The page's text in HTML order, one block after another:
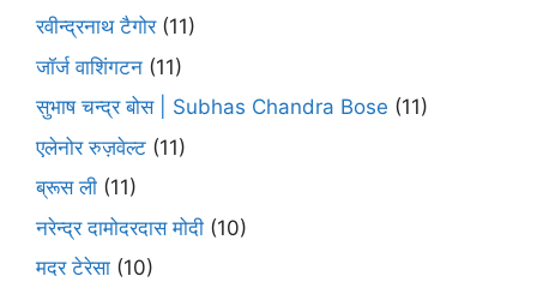
रवीन्द्रनाथ टैगोर(11)
जॉर्ज वाशिंगटन (11)
सुभाष चन्द्र बोस | Subhas Chandra Bose (11)
एलेनोर रुज़वेल्ट (11)
ब्रूस ली (11)
नरेन्द्र दामोदरदास मोदी (10)
मदर टेरेसा (10)